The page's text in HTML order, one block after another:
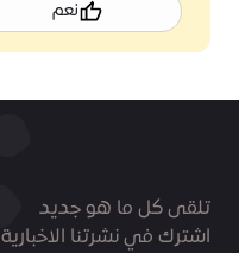
نعم
تلقى كل ما هو جديد
اشترك في نشرتنا الاخبارية